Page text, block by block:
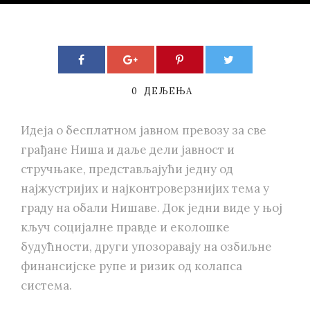
0 ДЕЉЕЊА
Идеја о бесплатном јавном превозу за све
грађане Ниша и даље дели јавност и
стручњаке, представљајући једну од
најжустријих и најконтроверзнијих тема у
граду на обали Нишаве. Док једни виде у њој
кључ социјалне правде и еколошке
будућности, други упозоравају на озбиљне
финансијске рупе и ризик од колапса
система.